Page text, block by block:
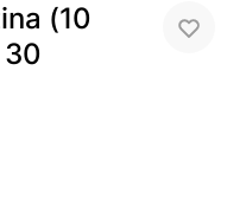
(10
30